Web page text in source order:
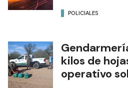
POLICIALES
kilos de
operativo